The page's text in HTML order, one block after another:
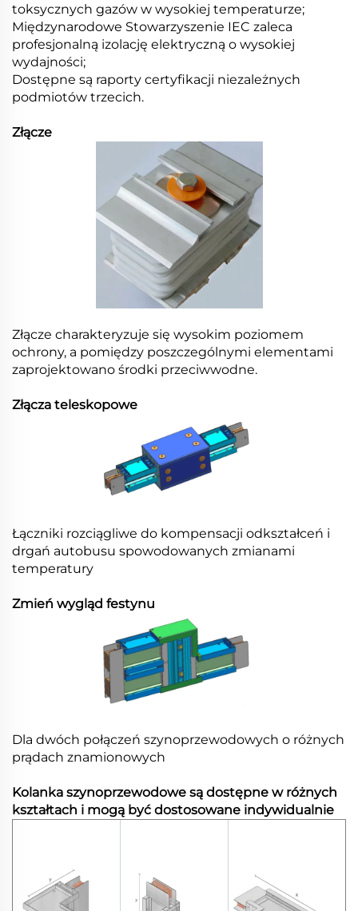
toksycznych gazów w wysokiej temperaturze;
Międzynarodowe Stowarzyszenie IEC zaleca
profesjonalną izolację elektryczną o wysokiej
wydajności;
Dostępne są raporty certyfikacji niezależnych
podmiotów trzecich.
Złącze
Złącze charakteryzuje się wysokim poziomem
ochrony, a pomiędzy poszczególnymi elementami
zaprojektowano środki przeciwwodne.
Złącza teleskopowe
Łączniki rozciągliwe do kompensacji odkształceń i
drgań autobusu spowodowanych zmianami
temperatury
Zmień wygląd festynu
Dla dwóch połączeń szynoprzewodowych o różnych
prądach znamionowych
Kolanka szynoprzewodowe są dostępne w różnych
kształtach i mogą być dostosowane indywidualnie